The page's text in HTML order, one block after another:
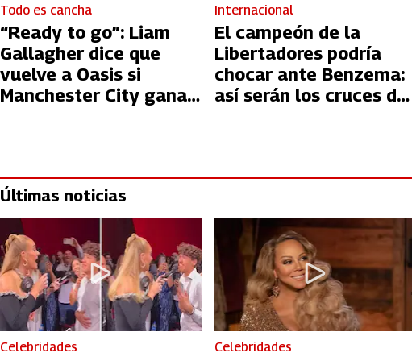
Todo es cancha
“Ready to go”: Liam
Gallagher dice que
vuelve a Oasis si
Manchester City gana
Internacional
El campeón de la
Libertadores podría
chocar ante Benzema:
así serán los cruces del
Últimas noticias
Celebridades Celebridades